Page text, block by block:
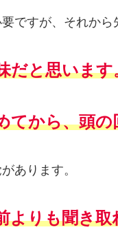
ですが、それから
だと思います
てから、頭
あります。
よりも聞き